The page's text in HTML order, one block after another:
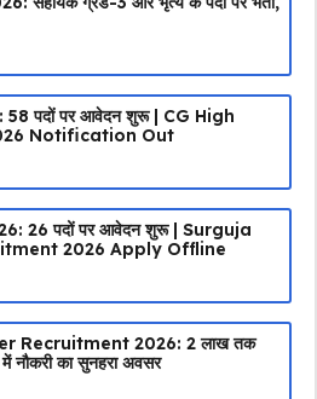
58 पदों पर आवेदन शुरू | CG High
Notification Out
26 पदों पर आवेदन शुरू | Surguja
2026 Apply Offline
Recruitment 2026: ₹2 लाख तक
नौकरी का सुनहरा अवसर